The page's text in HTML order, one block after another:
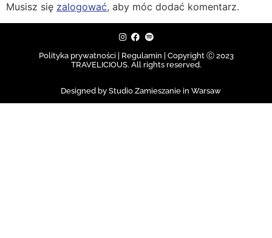
Musisz się zalogować, aby móc dodać komentarz.
Polityka prywatności | Regulamin | Copyright Ⓒ 2023
TRAVELICIOUS. All rights reserved.
Designed by Studio Zamieszanie in Warsaw